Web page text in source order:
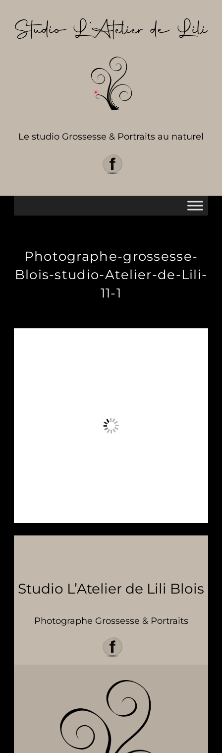
contenu
Studio L’Atelier de Lili
Le studio Grossesse & Portraits au naturel
Photographe-grossesse-
Blois-studio-Atelier-de-Lili-
11-1
Studio L’Atelier de Lili Blois
Photographe Grossesse & Portraits